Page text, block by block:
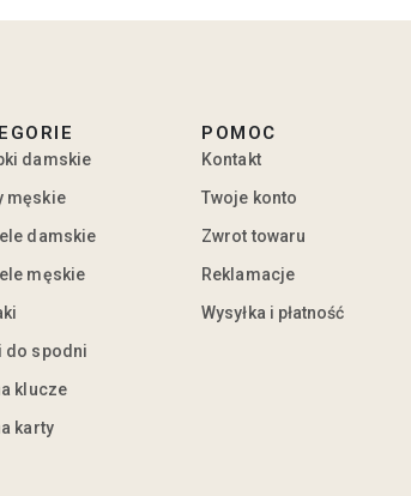
damskie
męskie
damskie
męskie
do spodni
klucze
karty
POMOC
Kontakt
Twoje konto
Zwrot towaru
Reklamacje
Wysyłka i płatność